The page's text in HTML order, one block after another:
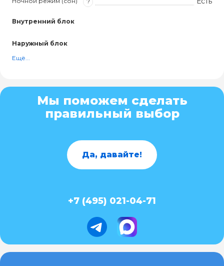
Внутренний блок
Наружный блок
Ещё...
Мы поможем сделать
правильный выбор
Да, давайте!
+7 (495) 021-04-71